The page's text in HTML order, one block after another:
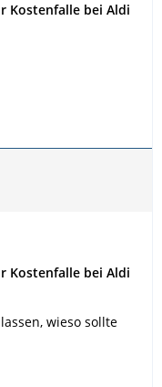
Kostenfalle bei Aldi
Kostenfalle bei Aldi
wieso sollte